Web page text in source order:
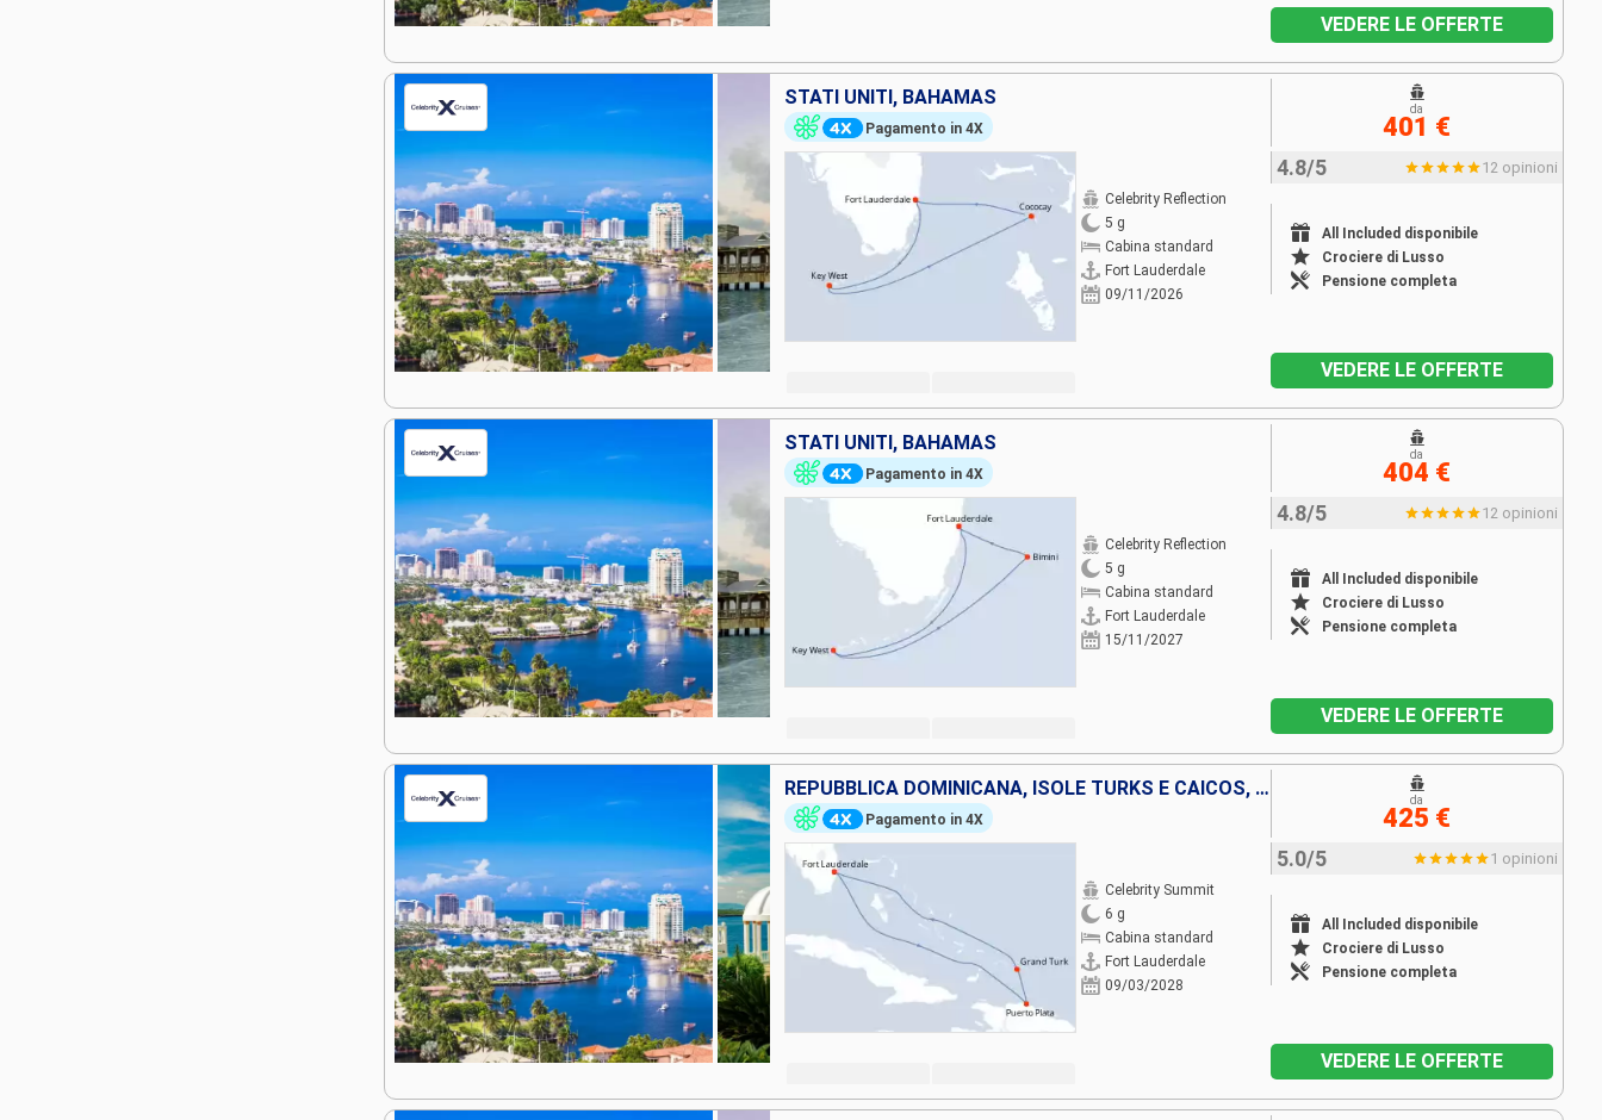
VEDERE LE OFFERTE
STATI UNITI, BAHAMAS
Pagamento in 4X
Celebrity Reflection
5 g
Cabina standard
Fort Lauderdale
09/11/2026
4.8/5 12 opinioni
All Included disponibile
Crociere di Lusso
Pensione completa
da
401 €
VEDERE LE OFFERTE
STATI UNITI, BAHAMAS
Pagamento in 4X
Celebrity Reflection
5 g
Cabina standard
Fort Lauderdale
15/11/2027
4.8/5 12 opinioni
All Included disponibile
Crociere di Lusso
Pensione completa
da
404 €
VEDERE LE OFFERTE
REPUBBLICA DOMINICANA, ISOLE TURKS E CAICOS, STATI UNITI
Pagamento in 4X
Celebrity Summit
6 g
Cabina standard
Fort Lauderdale
09/03/2028
5.0/5 1 opinioni
All Included disponibile
Crociere di Lusso
Pensione completa
da
425 €
VEDERE LE OFFERTE